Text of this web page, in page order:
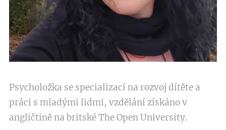
Psycholožka se specializací na rozvoj dítěte a
práci s mladými lidmi, vzdělání získáno v
angličtině na britské The Open University.